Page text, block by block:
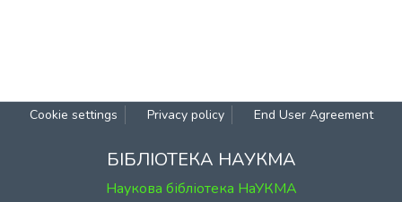
Cookie settings Privacy policy End User Agreement
БІБЛІОТЕКА НАУКМА
Наукова бібліотека НаУКМА